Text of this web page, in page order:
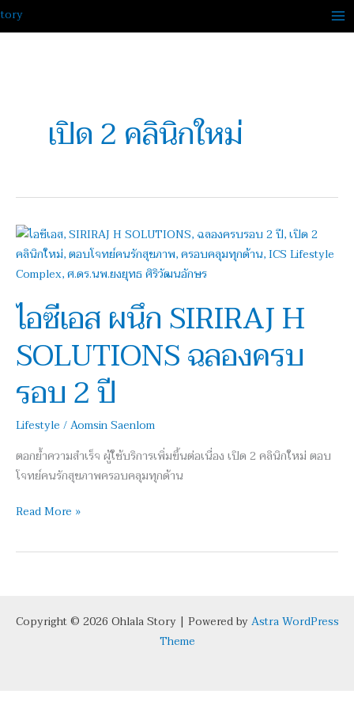
Skip
to
เปิด 2 คลินิกใหม่
ไอซีเอส ผนึก SIRIRAJ H
SOLUTIONS ฉลองครบ
รอบ 2 ปี
Lifestyle /Aomsin Saenlom
ตอกย้ำความสำเร็จ ผู้ใช้บริการเพิ่มขึ้นต่อเนื่อง เปิด 2 คลินิกใหม่ ตอบ
โจทย์คนรักสุขภาพครอบคลุมทุกด้าน
ไอ
ซี
เอส
SIRIRAJ
H
SOLUTIONS
ครบ
2
ปี
Read More »
Copyright © 2026 Ohlala Story | Powered byAstra WordPress
Theme